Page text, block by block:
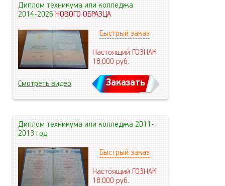
Диплом техникума или колледжа
2014-2026НОВОГО ОБРАЗЦА
Быстрый заказ
Настоящий ГОЗНАК
18.000руб.
Смотреть видео Заказать
Диплом техникума или колледжа 2011-
2013 год
Быстрый заказ
Настоящий ГОЗНАК
18.000руб.